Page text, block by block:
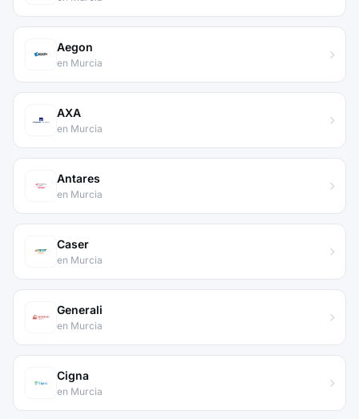
Aegon
en Murcia
AXA
en Murcia
Antares
en Murcia
Caser
en Murcia
Generali
en Murcia
Cigna
en Murcia